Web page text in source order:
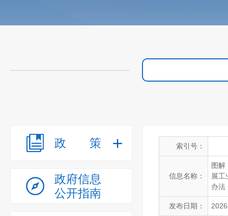
政策
政府信息
公开指南
索引号：
信息名称：
图解
展工
办法
发布日期：